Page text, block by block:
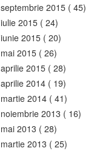
septembrie 2015( 45)
iulie 2015( 24)
iunie 2015( 20)
mai 2015( 26)
aprilie 2015( 28)
aprilie 2014( 19)
martie 2014( 41)
noiembrie 2013 ( 16)
mai 2013 ( 28)
martie 2013 ( 25)